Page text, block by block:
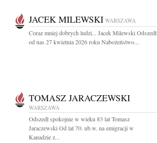
JACEK MILEWSKI WARSZAWA
Coraz mniej dobrych ludzi... Jacek Milewski Odszedł
od nas 27 kwietnia 2026 roku Nabożeństwo...
TOMASZ JARACZEWSKI
WARSZAWA
Odszedł spokojnie w wieku 83 lat Tomasz
Jaraczewski Od lat 70. ub.w. na emigracji w
Kanadzie z...